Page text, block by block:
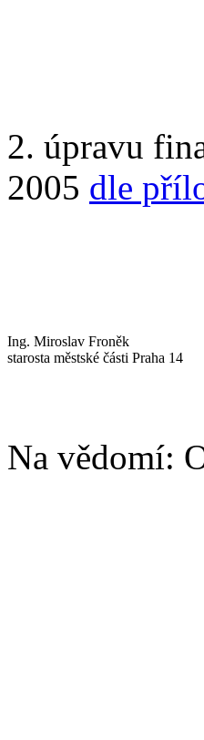
2. úpravu
2005 dle
Ing. Miroslav Froněk
starosta městské části Praha 14
Na vědomí: